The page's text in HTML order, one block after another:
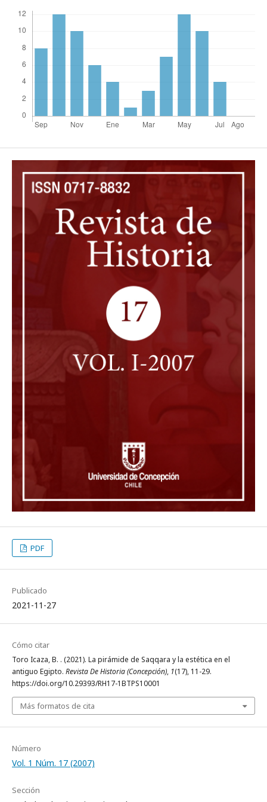
PDF
Publicado
2021-11-27
Cómo citar
Toro Icaza, B. . (2021). La pirámide de Saqqara y la estética en el
antiguo Egipto. Revista De Historia (Concepción), 1(17), 11-29.
https://doi.org/10.29393/RH17-1BTPS10001
Más formatos de cita
Número
Vol. 1 Núm. 17 (2007)
Sección